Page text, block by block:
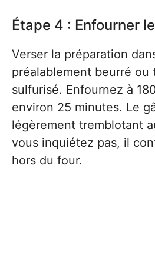
Étape 4 : Enfourner
Verser la préparation
préalablement beurré ou
sulfurisé. Enfournez à
environ 25 minutes. Le
légèrement tremblotant
vous inquiétez pas, il
hors du four.